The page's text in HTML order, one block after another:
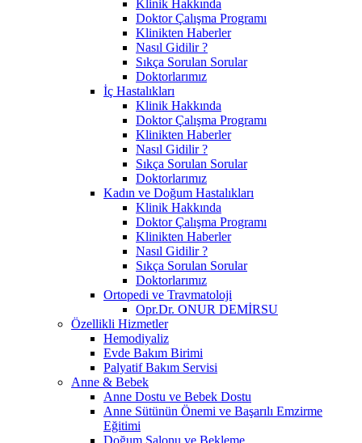
Klinik Hakkında
Doktor Çalışma Programı
Klinikten Haberler
Nasıl Gidilir ?
Sıkça Sorulan Sorular
Doktorlarımız
İç Hastalıkları
Klinik Hakkında
Doktor Çalışma Programı
Klinikten Haberler
Nasıl Gidilir ?
Sıkça Sorulan Sorular
Doktorlarımız
Kadın ve Doğum Hastalıkları
Klinik Hakkında
Doktor Çalışma Programı
Klinikten Haberler
Nasıl Gidilir ?
Sıkça Sorulan Sorular
Doktorlarımız
Ortopedi ve Travmatoloji
Opr.Dr. ONUR DEMİRSU
Özellikli Hizmetler
Hemodiyaliz
Evde Bakım Birimi
Palyatif Bakım Servisi
Anne & Bebek
Anne Dostu ve Bebek Dostu
Anne Sütünün Önemi ve Başarılı Emzirme
Eğitimi
Doğum Salonu ve Bekleme